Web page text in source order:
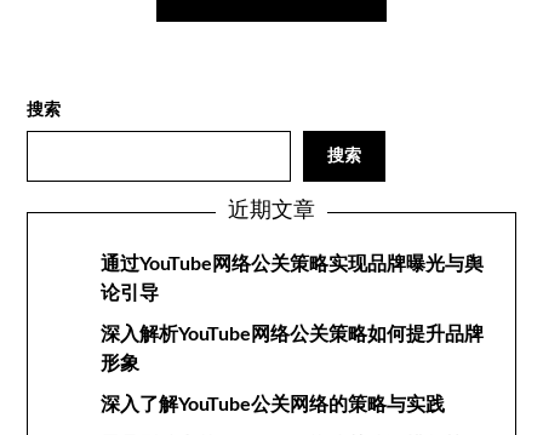
搜索
搜索
近期文章
通过YouTube网络公关策略实现品牌曝光与舆
论引导
深入解析YouTube网络公关策略如何提升品牌
形象
深入了解YouTube公关网络的策略与实践